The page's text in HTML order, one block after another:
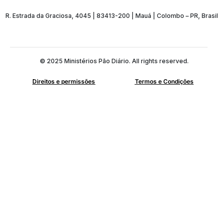
R. Estrada da Graciosa, 4045 | 83413-200 | Mauá | Colombo – PR, Brasil
© 2025 Ministérios Pão Diário. All rights reserved.
Direitos e permissões Termos e Condições